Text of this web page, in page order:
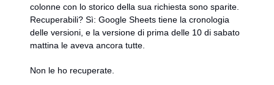
colonne con lo storico della sua richiesta sono sparite.
Recuperabili? Sì: Google Sheets tiene la cronologia
delle versioni, e la versione di prima delle 10 di sabato
mattina le aveva ancora tutte.
Non le ho recuperate.